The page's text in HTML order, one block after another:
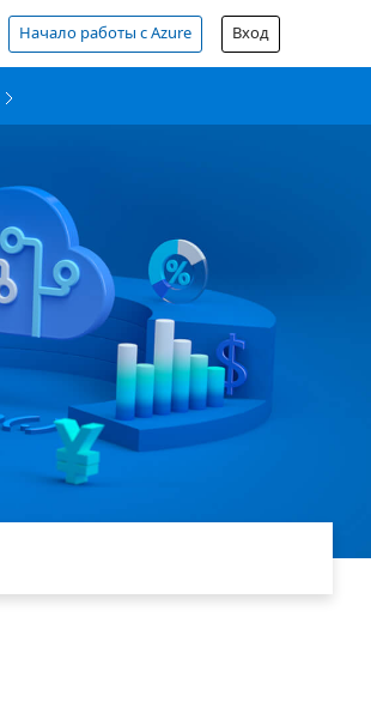
Начало работы с Azure Вход
Бесплатная учетная запись